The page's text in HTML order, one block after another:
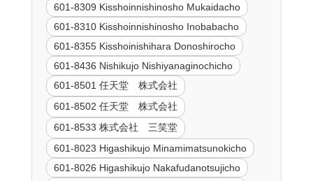
601-8309 Kisshoinnishinosho Mukaidacho
601-8310 Kisshoinnishinosho Inobabacho
601-8355 Kisshoinishihara Donoshirocho
601-8436 Nishikujo Nishiyanaginochicho
601-8501 任天堂 株式会社
601-8502 任天堂 株式会社
601-8533 株式会社 三笑堂
601-8023 Higashikujo Minamimatsunokicho
601-8026 Higashikujo Nakafudanotsujicho